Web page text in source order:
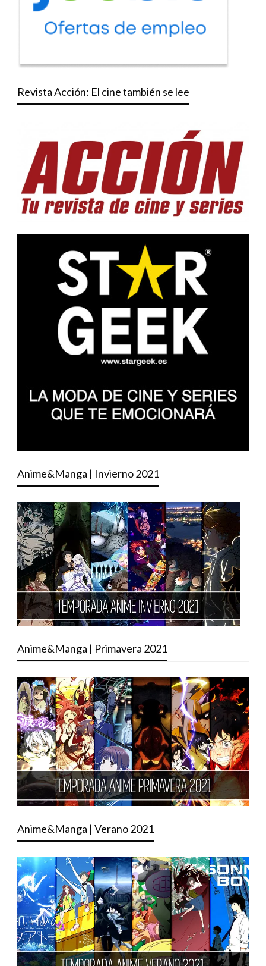
Revista Acción: El cine también se lee
Anime&Manga | Invierno 2021
Anime&Manga | Primavera 2021
Anime&Manga | Verano 2021